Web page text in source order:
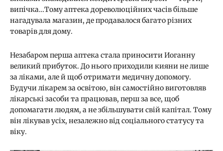
випічка…Тому аптека дореволюційних часів більше
нагадувала магазин, де продавалося багато різних
товарів для дому.
Незабаром перша аптека стала приносити Иоганну
великий прибуток. До нього приходили кияни не лише
за ліками, але й щоб отримати медичну допомогу.
Будучи лікарем за освітою, він самостійно виготовляв
лікарські засоби та працював, перш за все, щоб
допомагати людям, а не збільшувати свій капітал. Тому
він лікував усіх, незалежно від соціального статусу та
віку.